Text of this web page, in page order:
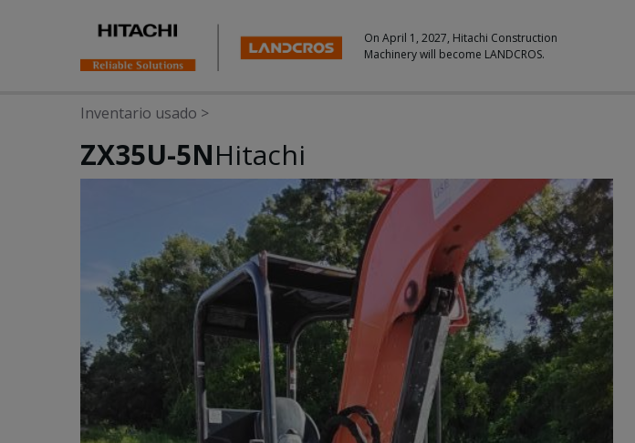
On April 1, 2027, Hitachi Construction
Machinery will become LANDCROS.
Inventario usado >
ZX35U-5NHitachi